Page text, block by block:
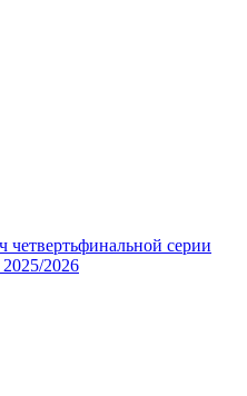
четвертьфинальной серии
2026